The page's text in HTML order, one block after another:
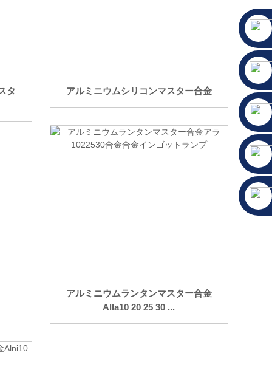
タ アルミニウムシリコンマスター合金
アルミニウムランタンマスター合金
Alla10 20 25 30 ...